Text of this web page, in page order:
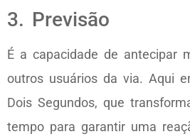
3. Previsão
É a capacidade de antecipar
outros usuários da via. Aqui
Dois Segundos, que
tempo para garantir uma